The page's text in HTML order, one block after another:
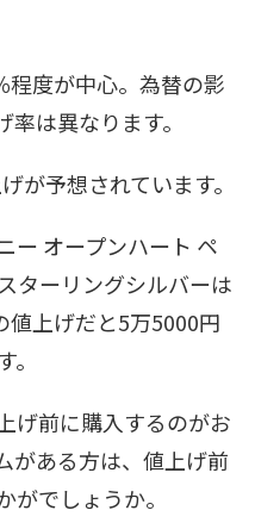
度が中心。為替の影
は異なります。
が予想されています。
ー オープンハート ペ
ターリングシルバーは
値上げだと5万5000円
げ前に購入するのがお
がある方は、値上げ前
がでしょうか。